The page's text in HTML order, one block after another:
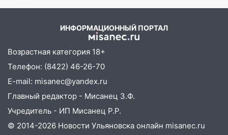
В Инзе произошел крупный пожар
13:00 В суде защитили репутацию
мужчины, которого необоснованно
обвиняли в жестоком обращении с
животными
12:28
Миллион на «льготниках»: в
Ульяновской области перевозчик
провернул хитрую схему с чужими
ИНФОРМАЦИОННЫЙ ПОРТАЛ
Возрастная категория 18+
Телефон: (8422) 46-26-70
E-mail: misanec@yandex.ru
Главный редактор - Мисанец З.Ф.
Учредитель - ИП Мисанец Р.Р.
© 2014-2026 Новости Ульяновска онлайн misanec.ru